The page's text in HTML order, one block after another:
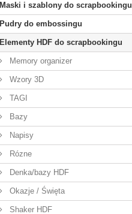
Maski i szablony do scrapbookingu
Pudry do embossingu
Elementy HDF do scrapbookingu
Memory organizer
Wzory 3D
TAGI
Bazy
Napisy
Rózne
Denka/bazy HDF
Okazje / Święta
Shaker HDF